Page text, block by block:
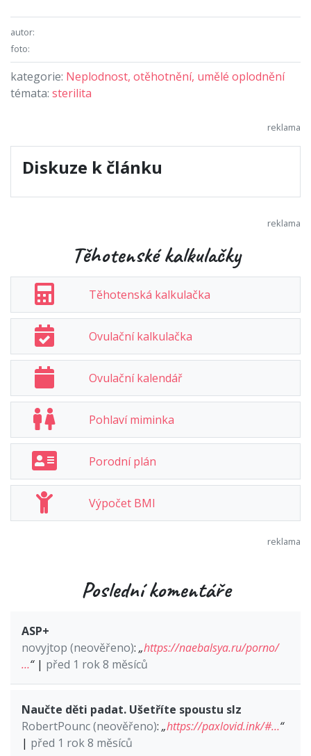
autor:
foto:
kategorie: Neplodnost, otěhotnění, umělé oplodnění
témata: sterilita
Diskuze k článku
Těhotenské kalkulačky
Těhotenská kalkulačka
Ovulační kalkulačka
Ovulační kalendář
Pohlaví miminka
Porodní plán
Výpočet BMI
Poslední komentáře
ASP+
novyjtop (neověřeno): „https://naebalsya.ru/porno/
…“| před 1 rok 8 měsíců
Naučte děti padat. Ušetříte spoustu slz
RobertPounc (neověřeno): „https://paxlovid.ink/#…“
| před 1 rok 8 měsíců